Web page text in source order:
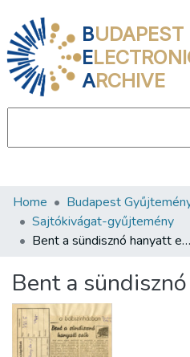
BUDAPEST
E
ARCHIVE
Communities & Collections
All of DSpace
About us
Home Budapest
Sajtókivágat-gyűjtemény
Bent a sündisznó hanyatt esik
Bent a